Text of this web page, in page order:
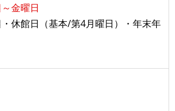
金曜日
休館日（基本/第4月曜日）・年末年